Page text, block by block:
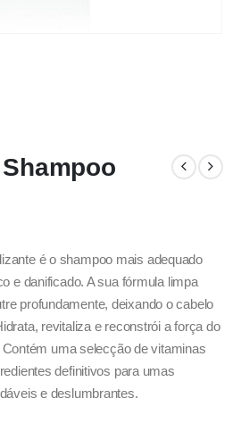
é o shampoo mais adequado
e danificado. A sua fórmula limpa
profundamente, deixando o cabelo
revitaliza e reconstrói a força do
uma selecção de vitaminas
definitivos para umas
e deslumbrantes.